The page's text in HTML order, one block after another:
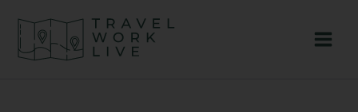
Inhalt
springen